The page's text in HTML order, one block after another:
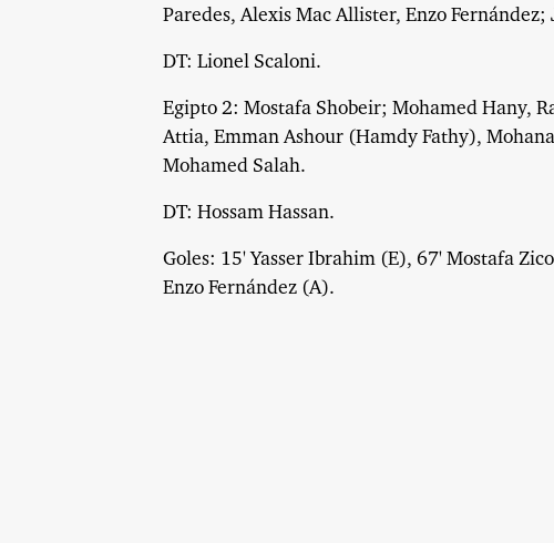
Paredes, Alexis Mac Allister, Enzo
DT: Lionel Scaloni.
Egipto 2: Mostafa Shobeir; Mohamed Hany,
Attia, Emman Ashour (Hamdy Fathy),
Mohamed Salah.
DT: Hossam Hassan.
Goles: 15' Yasser Ibrahim (E), 67' Mostafa
Enzo Fernández (A).